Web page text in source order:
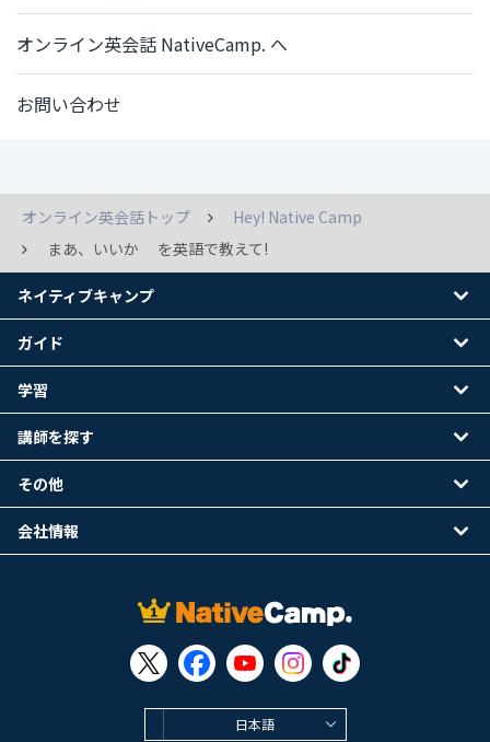
オンライン英会話 NativeCamp. へ
お問い合わせ
オンライン英会話トップ
Hey! Native Camp
まあ、いいか を英語で教えて!
日本語
ネイティブキャンプ
ガイド
学習
講師を探す
その他
会社情報